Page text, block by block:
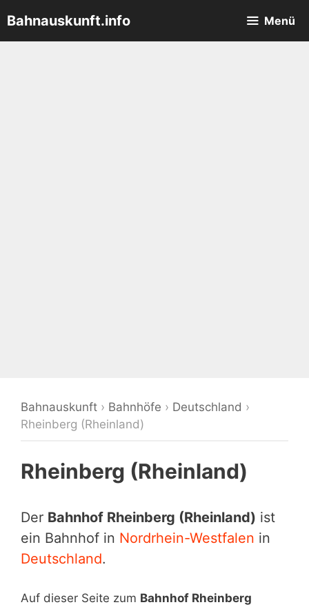
Inhalt
springen
Bahnauskunft.info Menü
Bahnauskunft › Bahnhöfe › Deutschland ›
Rheinberg (Rheinland)
Rheinberg (Rheinland)
Der Bahnhof Rheinberg (Rheinland) ist
ein Bahnhof in Nordrhein-Westfalen in
Deutschland.
Auf dieser Seite zum Bahnhof Rheinberg